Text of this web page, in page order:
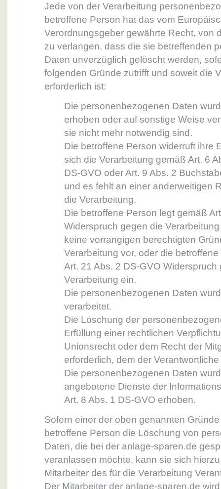
Jede von der Verarbeitung
betroffene Person hat das vom
Verordnungsgeber gewährte Recht, von
zu verlangen, dass die sie betreffenden
Daten unverzüglich gelöscht werden,
folgenden Gründe zutrifft und soweit die
erforderlich ist:
Die personenbezogenen Daten
erhoben oder auf sonstige Weise
sie nicht mehr notwendig sind.
Die betroffene Person widerruft ihre
sich die Verarbeitung gemäß Art. 6
DS-GVO oder Art. 9 Abs. 2
und es fehlt an einer anderweitigen
die Verarbeitung.
Die betroffene Person legt gemäß
Widerspruch gegen die
keine vorrangigen berechtigten
Verarbeitung vor, oder die
Art. 21 Abs. 2 DS-GVO Widerspruch
Verarbeitung ein.
Die personenbezogenen Daten
verarbeitet.
Die Löschung der
Erfüllung einer rechtlichen
Unionsrecht oder dem Recht der
erforderlich, dem der
Die personenbezogenen Daten
angebotene Dienste der
Art. 8 Abs. 1 DS-GVO erhoben.
Sofern einer der oben genannten
betroffene Person die Löschung von
Daten, die bei der anlage-sparen.de
veranlassen möchte, kann sie sich
Mitarbeiter des für die Verarbeitung
Der Mitarbeiter der anlage-sparen.de